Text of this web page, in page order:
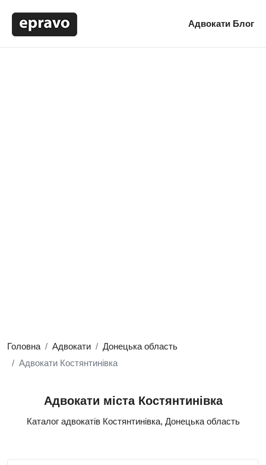
Адвокати Блог
Головна Адвокати
Донецька область
Адвокати Костянтинівка
Адвокати міста Костянтинівка
Каталог адвокатів Костянтинівка, Донецька область